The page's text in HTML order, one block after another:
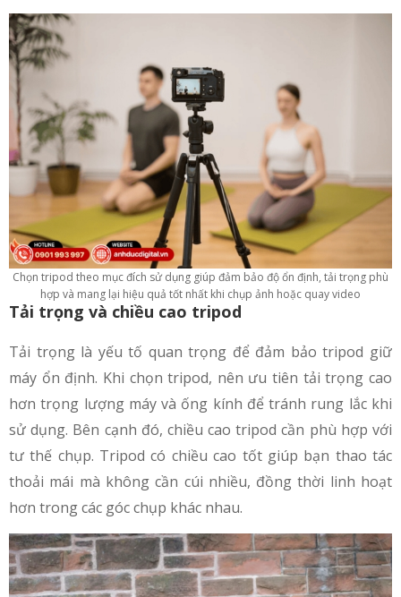
Chọn tripod theo mục đích sử dụng giúp đảm bảo độ ổn định, tải trọng phù
hợp và mang lại hiệu quả tốt nhất khi chụp ảnh hoặc quay video
Tải trọng và chiều cao tripod
Tải trọng là yếu tố quan trọng để đảm bảo tripod giữ
máy ổn định. Khi chọn tripod, nên ưu tiên tải trọng cao
hơn trọng lượng máy và ống kính để tránh rung lắc khi
sử dụng. Bên cạnh đó, chiều cao tripod cần phù hợp với
tư thế chụp. Tripod có chiều cao tốt giúp bạn thao tác
thoải mái mà không cần cúi nhiều, đồng thời linh hoạt
hơn trong các góc chụp khác nhau.